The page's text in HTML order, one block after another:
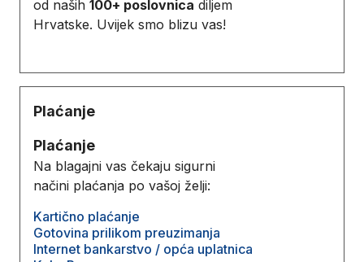
od naših 100+ poslovnica diljem
Hrvatske. Uvijek smo blizu vas!
Plaćanje
Plaćanje
Na blagajni vas čekaju sigurni
načini plaćanja po vašoj želji:
Kartično plaćanje
Gotovina prilikom preuzimanja
Internet bankarstvo / opća uplatnica